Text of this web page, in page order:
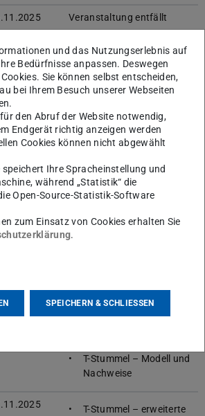
Veranstaltung entfällt
Besprechung 1.
Hausübung
Anschlüsse im Stahlbau
– Laschenanschluss,
Winkelanschlüsse
Aussteifungsrippen,
Knotenblech
Stabilität von
Knotenblechen,
Konzentrierte
Knotens
T-Stummel – Modell und
Nachweise
T-Stummel – erweiterte
und das Nutzungserlebnis auf
Bedürfnisse anpassen. Deswegen
Sie können selbst entscheiden,
bei Ihrem Besuch unserer Webseiten
den Abruf der Website notwendig,
Endgerät richtig anzeigen werden
Cookies können nicht abgewählt
Ihre Spracheinstellung und
während „Statistik“ die
Open-Source-Statistik-Software
zum Einsatz von Cookies erhalten Sie
.
SPEICHERN & SCHLIESSEN